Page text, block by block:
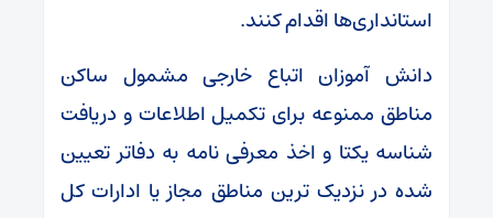
استانداری‌ها اقدام کنند.
دانش آموزان اتباع خارجی مشمول ساکن
مناطق ممنوعه برای تکمیل اطلاعات و دریافت
شناسه یکتا و اخذ معرفی نامه به دفاتر تعیین
شده در نزدیک ترین مناطق مجاز یا ادارات کل